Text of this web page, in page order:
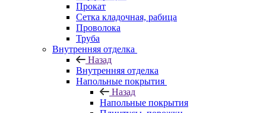
Прокат
Сетка кладочная, рабица
Проволока
Труба
Внутренняя отделка
Назад
Внутренняя отделка
Напольные покрытия
Назад
Напольные покрытия